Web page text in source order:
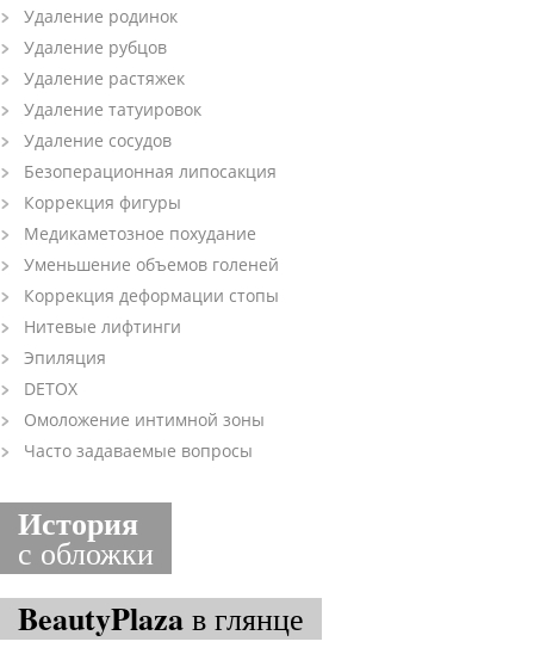
Удаление родинок
Удаление рубцов
Удаление растяжек
Удаление татуировок
Удаление сосудов
Безоперационная липосакция
Коррекция фигуры
Медикаметозное похудание
Уменьшение объемов голеней
Коррекция деформации стопы
Нитевые лифтинги
Эпиляция
DETOX
Омоложение интимной зоны
Часто задаваемые вопросы
История
с обложки
BeautyPlaza в глянце